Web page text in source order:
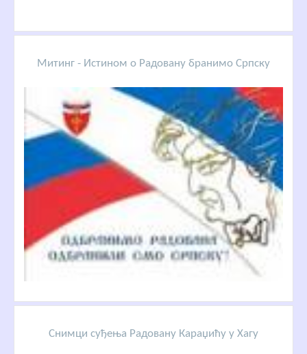
Митинг - Истином о Радовану бранимо Српску
Снимци суђења Радовану Караџићу у Хагу